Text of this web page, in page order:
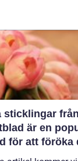
sticklingar från
är en
för att föröka
växt på ett